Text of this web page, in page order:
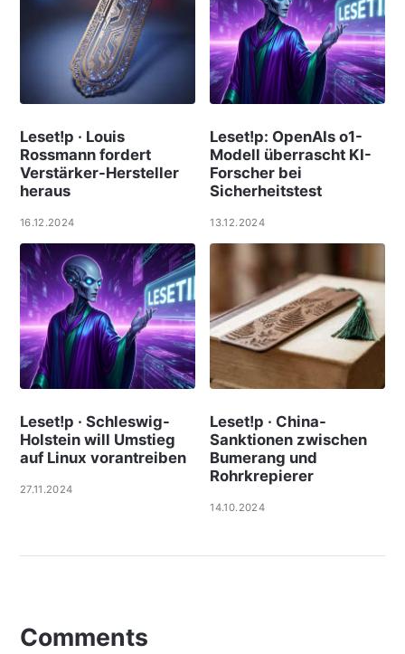
Leset!p · Louis
Rossmann fordert
Verstärker-Hersteller
heraus
16.12.2024
Leset!p: OpenAIs o1-
Modell überrascht KI-
Forscher bei
Sicherheitstest
13.12.2024
Leset!p · Schleswig-
Holstein will Umstieg
auf Linux vorantreiben
27.11.2024
Leset!p · China-
Sanktionen zwischen
Bumerang und
Rohrkrepierer
14.10.2024
Comments